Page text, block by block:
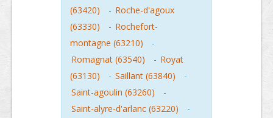
(63420)
- Roche-d'agoux
(63330)
- Rochefort-
montagne (63210)
-
Romagnat (63540)
- Royat
(63130)
- Saillant (63840)
-
Saint-agoulin (63260)
-
Saint-alyre-d'arlanc (63220)
-